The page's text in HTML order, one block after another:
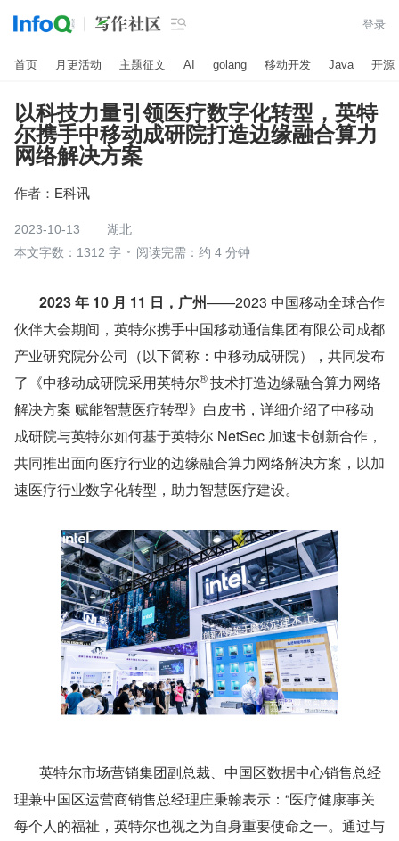
 登录
首页 月更活动 主题征文 AI golang 移动开发 Java 开源
以科技力量引领医疗数字化转型，英特
尔携手中移动成研院打造边缘融合算力
网络解决方案
作者： E科讯
2023-10-13
湖北
本文字数：1312 字
阅读完需：约 4 分钟
       2023 年 10 月 11 日，广州
——2023 中国移动全球合作
伙伴大会期间，英特尔携手中国移动通信集团有限公司成都
产业研究院分公司（以下简称：中移动成研院），共同发布
了《中移动成研院采用英特尔®技术打造边缘融合算力网络
解决方案 赋能智慧医疗转型》白皮书，详细介绍了中移动
成研院与英特尔如何基于英特尔 NetSec 加速卡创新合作，
共同推出面向医疗行业的边缘融合算力网络解决方案，以加
速医疗行业数字化转型，助力智慧医疗建设。
英特尔市场营销集团副总裁、中国区数据中心销售总经
理兼中国区运营商销售总经理庄秉翰表示：“医疗健康事关
每个人的福祉，英特尔也视之为自身重要使命之一。通过与